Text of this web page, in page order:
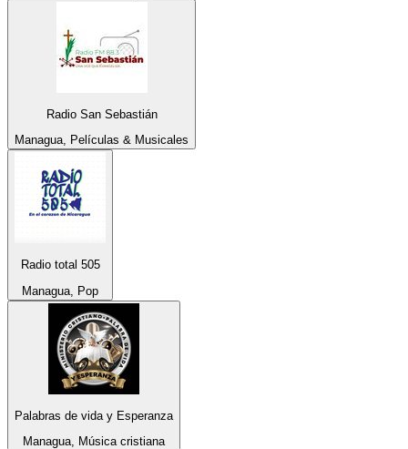
Radio San Sebastián
Managua, Películas & Musicales
Radio total 505
Managua, Pop
Palabras de vida y Esperanza
Managua, Música cristiana